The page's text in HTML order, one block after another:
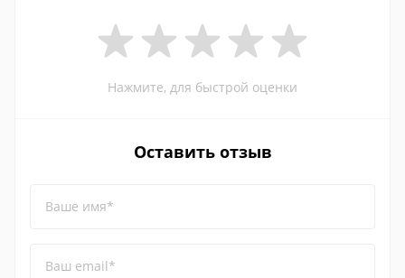
Нажмите, для быстрой оценки
Оставить отзыв
Ваше имя*
Ваш email*